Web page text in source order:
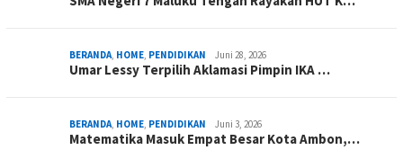
BERANDA, HOME, PENDIDIKAN Juni 28, 2026
Umar Lessy Terpilih Aklamasi Pimpin IKA …
BERANDA, HOME, PENDIDIKAN Juni 3, 2026
Matematika Masuk Empat Besar Kota Ambon,…